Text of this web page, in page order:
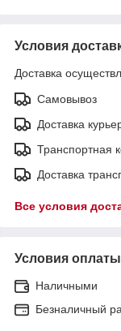
Условия
Доставка
Самовывоз
Доставка
Транспортная
Доставка
Все условия
Условия оплаты
Наличными
Безналичный